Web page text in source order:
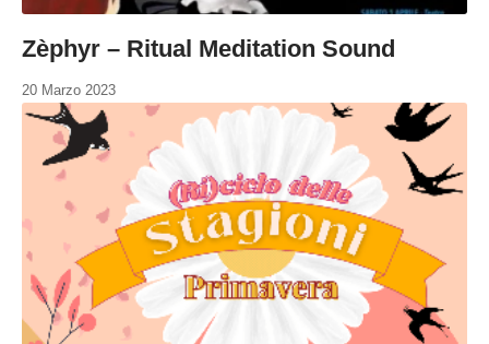
Zèphyr – Ritual Meditation Sound
20 Marzo 2023